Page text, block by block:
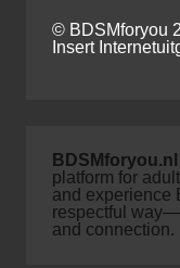
© BDSMforyou
Insert
BDSMforyou.nl
platform for
and experience
respectful
and connection.